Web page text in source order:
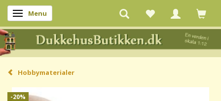
Skifte navigation
Menu
Hobbymaterialer
-20%